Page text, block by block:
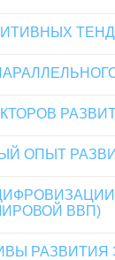
ОПЫТ
ВВП)
РАЗВИТИЯ